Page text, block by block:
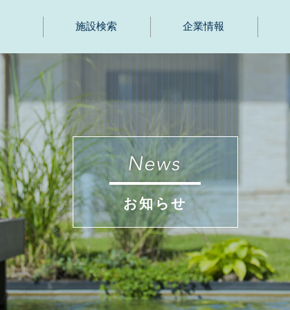
施設検索 企業情報
お知らせ